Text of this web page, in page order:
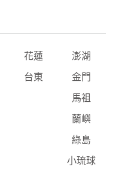
花蓮 澎湖
台東 金門
馬祖
蘭嶼
綠島
小琉球